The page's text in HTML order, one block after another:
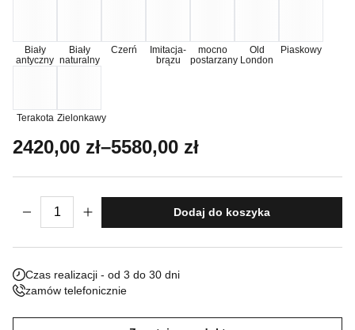
Biały
antyczny
Biały
naturalny
Czerń
Imitacja-
brązu
mocno
postarzany
Old
London
Piaskowy
Terakota Zielonkawy
2420,00 zł–5580,00 zł
Zakres cen: od 2420,00 zł do 5580,00
ilość Posąg Emilia
Dodaj do koszyka
Czas realizacji - od 3 do 30 dni
zamów telefonicznie
klasyfikowania, wraz z dostawcami poszczególnych ciasteczek.
Akceptuj wszystko